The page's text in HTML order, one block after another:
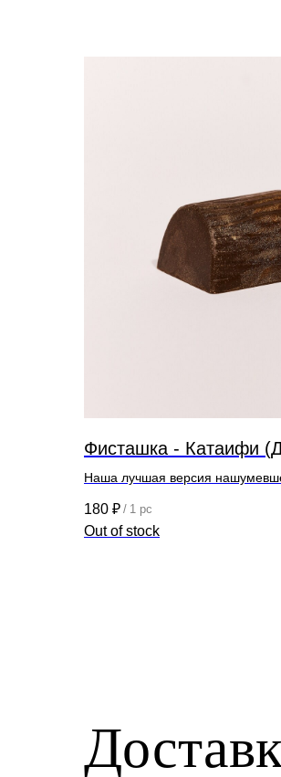
Фисташка - Катаифи
Наша лучшая версия
180 ₽ / 1 pc
Out of stock